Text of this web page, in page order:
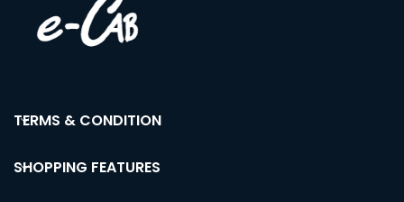
TERMS & CONDITION
SHOPPING FEATURES